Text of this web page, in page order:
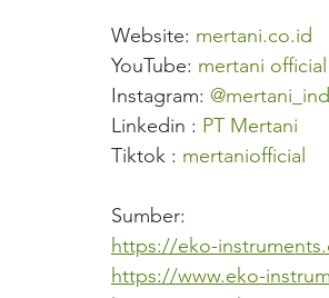
Website: mertani.co.id
YouTube: mertani official
Instagram:
Linkedin : PT Mertani
Tiktok : mertaniofficial
Sumber:
https://eko-
https://www.eko-